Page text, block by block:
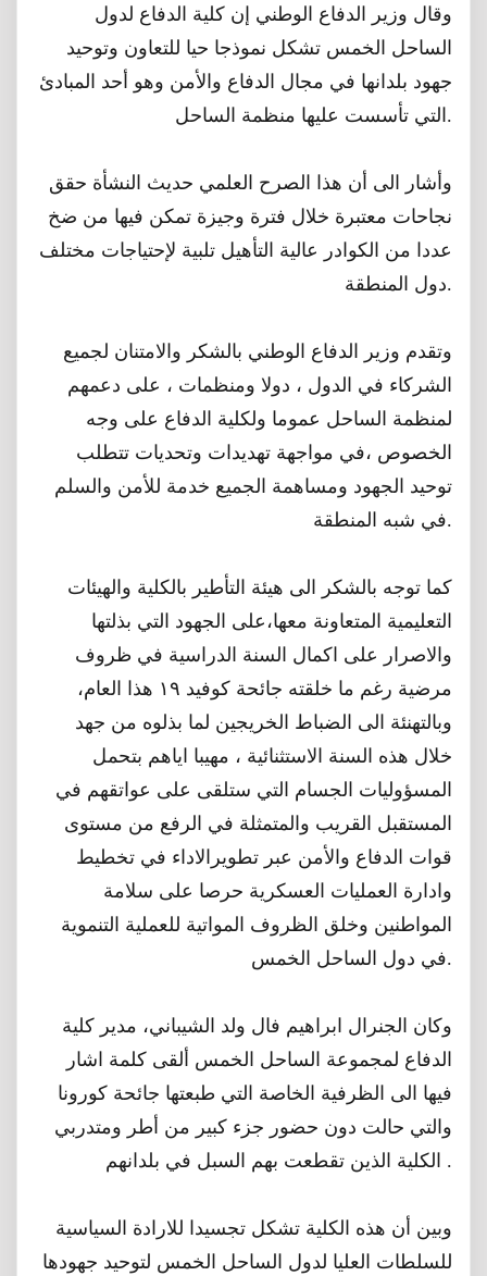
وقال وزير الدفاع الوطني إن كلية الدفاع لدول
الساحل الخمس تشكل نموذجا حيا للتعاون وتوحيد
جهود بلدانها في مجال الدفاع والأمن وهو أحد المبادئ
التي تأسست عليها منظمة الساحل.
وأشار الى أن هذا الصرح العلمي حديث النشأة حقق
نجاحات معتبرة خلال فترة وجيزة تمكن فيها من ضخ
عددا من الكوادر عالية التأهيل تلبية لإحتياجات مختلف
دول المنطقة.
وتقدم وزير الدفاع الوطني بالشكر والامتنان لجميع
الشركاء في الدول ، دولا ومنظمات ، على دعمهم
لمنظمة الساحل عموما ولكلية الدفاع على وجه
الخصوص ،في مواجهة تهديدات وتحديات تتطلب
توحيد الجهود ومساهمة الجميع خدمة للأمن والسلم
في شبه المنطقة.
كما توجه بالشكر الى هيئة التأطير بالكلية والهيئات
التعليمية المتعاونة معها،على الجهود التي بذلتها
والاصرار على اكمال السنة الدراسية في ظروف
مرضية رغم ما خلقته جائحة كوفيد ١٩ هذا العام،
وبالتهنئة الى الضباط الخريجين لما بذلوه من جهد
خلال هذه السنة الاستثنائية ، مهيبا اياهم بتحمل
المسؤوليات الجسام التي ستلقى على عواتقهم في
المستقبل القريب والمتمثلة في الرفع من مستوى
قوات الدفاع والأمن عبر تطويرالاداء في تخطيط
وادارة العمليات العسكرية حرصا على سلامة
المواطنين وخلق الظروف المواتية للعملية التنموية
في دول الساحل الخمس.
وكان الجنرال ابراهيم فال ولد الشيباني، مدير كلية
الدفاع لمجموعة الساحل الخمس ألقى كلمة اشار
فيها الى الظرفية الخاصة التي طبعتها جائحة كورونا
والتي حالت دون حضور جزء كبير من أطر ومتدربي
الكلية الذين تقطعت بهم السبل في بلدانهم .
وبين أن هذه الكلية تشكل تجسيدا للارادة السياسية
للسلطات العليا لدول الساحل الخمس لتوحيد جهودها